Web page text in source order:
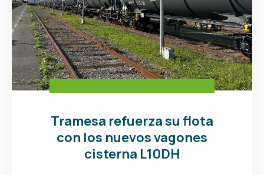
Tramesa refuerza su flota
con los nuevos vagones
cisterna L10DH